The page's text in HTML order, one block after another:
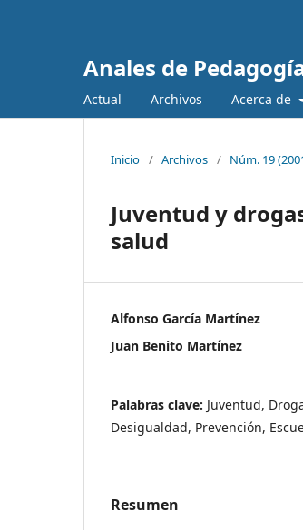
Anales de
Actual Archivos Acerca de
Inicio / Archivos / Núm. 19
Juventud y
salud
Alfonso García Martínez
Juan Benito Martínez
Palabras clave: Juventud,
Desigualdad, Prevención,
Resumen